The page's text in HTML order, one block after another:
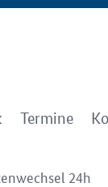
Termine
24h